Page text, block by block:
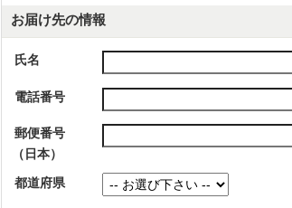
お届け先の情報
氏名
電話番号
郵便番号
（日本）
都道府県